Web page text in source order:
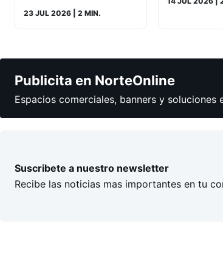
23 JUL 2026 | 2 MIN.
Publicita en NorteOnline
Espacios comerciales, banners y
Suscribete a nuestro newsletter
Recibe las noticias mas importantes en tu